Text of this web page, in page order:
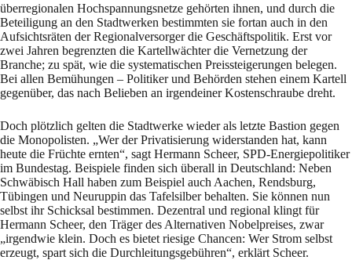
überregionalen Hochspannungsnetze gehörten ihnen, und durch die
Beteiligung an den Stadtwerken bestimmten sie fortan auch in den
Aufsichtsräten der Regionalversorger die Geschäftspolitik. Erst vor
zwei Jahren begrenzten die Kartellwächter die Vernetzung der
Branche; zu spät, wie die systematischen Preissteigerungen belegen.
Bei allen Bemühungen – Politiker und Behörden stehen einem Kartell
gegenüber, das nach Belieben an irgendeiner Kostenschraube dreht.
Doch plötzlich gelten die Stadtwerke wieder als letzte Bastion gegen
die Monopolisten. „Wer der Privatisierung widerstanden hat, kann
heute die Früchte ernten“, sagt Hermann Scheer, SPD-Energiepolitiker
im Bundestag. Beispiele finden sich überall in Deutschland: Neben
Schwäbisch Hall haben zum Beispiel auch Aachen, Rendsburg,
Tübingen und Neuruppin das Tafelsilber behalten. Sie können nun
selbst ihr Schicksal bestimmen. Dezentral und regional klingt für
Hermann Scheer, den Träger des Alternativen Nobelpreises, zwar
„irgendwie klein. Doch es bietet riesige Chancen: Wer Strom selbst
erzeugt, spart sich die Durchleitungsgebühren“, erklärt Scheer.